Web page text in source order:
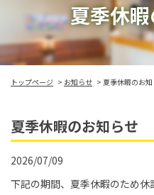
夏季休
トップページ お知らせ 夏季休暇のお
夏季休暇のお知らせ
2026/07/09
下記の期間、夏季休暇のため休